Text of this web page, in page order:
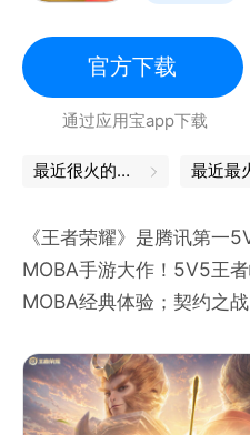
官方下载
通过应用宝app下载
最近很火的游戏
《王者荣耀》是腾讯第一
MOBA手游大作！5V5王
MOBA经典体验；契约之
上分，向最强王者进击！
杀、超神，实力碾压，收
王者召唤师快来集结好友